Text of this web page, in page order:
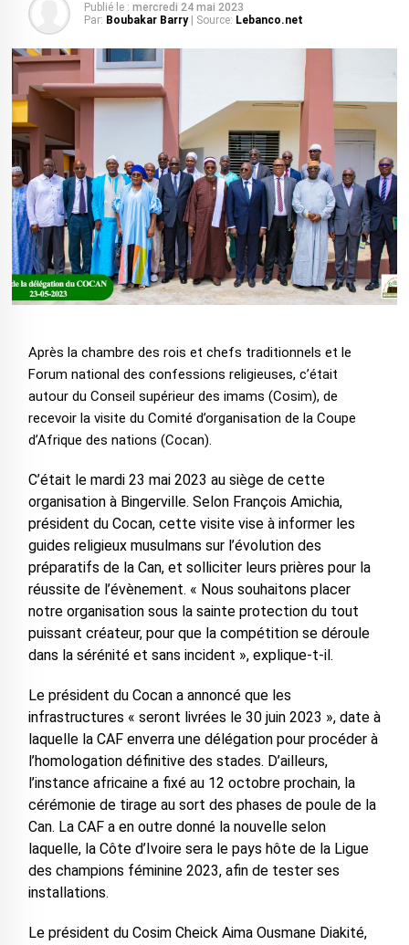
Publié le : mercredi 24 mai 2023
Par: Boubakar Barry | Source: Lebanco.net
Après la chambre des rois et chefs traditionnels et le
Forum national des confessions religieuses, c’était
autour du Conseil supérieur des imams (Cosim), de
recevoir la visite du Comité d’organisation de la Coupe
d’Afrique des nations (Cocan).
C’était le mardi 23 mai 2023 au siège de cette
organisation à Bingerville. Selon François Amichia,
président du Cocan, cette visite vise à informer les
guides religieux musulmans sur l’évolution des
préparatifs de la Can, et solliciter leurs prières pour la
réussite de l’évènement. « Nous souhaitons placer
notre organisation sous la sainte protection du tout
puissant créateur, pour que la compétition se déroule
dans la sérénité et sans incident », explique-t-il.
Le président du Cocan a annoncé que les
infrastructures « seront livrées le 30 juin 2023 », date à
laquelle la CAF enverra une délégation pour procéder à
l’homologation définitive des stades. D’ailleurs,
l’instance africaine a fixé au 12 octobre prochain, la
cérémonie de tirage au sort des phases de poule de la
Can. La CAF a en outre donné la nouvelle selon
laquelle, la Côte d’Ivoire sera le pays hôte de la Ligue
des champions féminine 2023, afin de tester ses
installations.
Le président du Cosim Cheick Aima Ousmane Diakité,